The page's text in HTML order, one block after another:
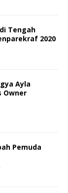
Tengah
2020
Ayla
Owner
Pemuda